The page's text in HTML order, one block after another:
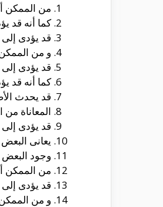
من الممكن
كما أنه قد
قد يؤدى
و من
قد يؤدى
كما أنه قد
قد يحدث
المعاناة
قد يؤدى
يعانى
وجود البعض
من الممكن
قد يؤدى
و من